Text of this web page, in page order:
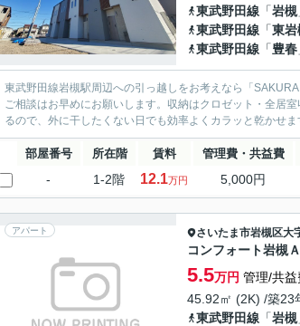
東武野田線 「岩槻
東武野田線 「東岩
東武野田線 「豊春
東武野田線岩槻駅周辺への引っ越しをお考えなら「
ご相談はお早めにお願いします。収納はクロゼット・全居
るので、外に干したくない日でも効率よくカラッと乾かせ
部屋番号 所在階 賃料 管理費・共益費
- 1-2階 12.1万円 5,000円
アパート さいたま市岩槻区大
コンフォート岩槻Ａ
5.5万円 管理/共
45.92㎡ (2K) /築23
東武野田線 「岩槻